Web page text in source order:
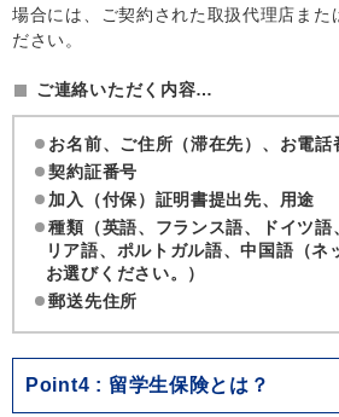
場合には、ご契約された取扱代理店また
ださい。
ご連絡いただく内容…
お名前、ご住所（滞在先）、お電話
契約証番号
加入（付保）証明書提出先、用途
種類（英語、フランス語、ドイツ語
リア語、ポルトガル語、中国語（ネ
お選びください。）
郵送先住所
Point4 留学生保険とは？